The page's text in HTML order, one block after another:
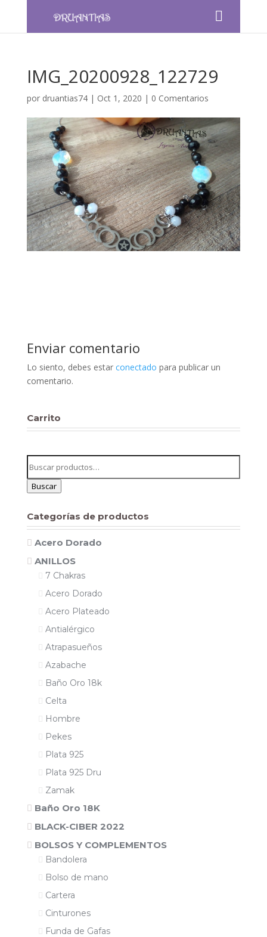
IMG_20200928_122729
por druantias74| Oct 1, 2020 | 0 Comentarios
Enviar comentario
Lo siento, debes estar conectado para publicar un
comentario.
Carrito
por:
Buscar
Categorías de productos
Acero Dorado
ANILLOS
7 Chakras
Acero Dorado
Acero Plateado
Antialérgico
Atrapasueños
Azabache
Baño Oro 18k
Celta
Hombre
Pekes
Plata 925
Plata 925 Dru
Zamak
Baño Oro 18K
BLACK-CIBER 2022
BOLSOS Y COMPLEMENTOS
Bandolera
Bolso de mano
Cartera
Cinturones
Funda de Gafas